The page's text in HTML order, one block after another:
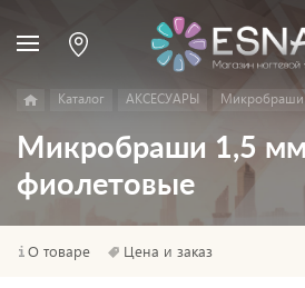
Каталог АКСЕСУАРЫ Микробраши
Микробраши 1,5
фиолетовые
О товаре Цена и заказ